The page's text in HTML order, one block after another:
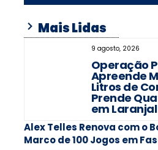
Mais Lidas
9 agosto, 2026
Operação
Apreende
Litros de
Prende
em
Alex Telles Renova com o
Marco de 100 Jogos em